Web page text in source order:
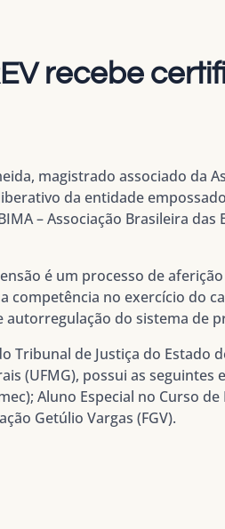
recebe
magistrado associado da
da entidade
– Associação Brasileira
é um processo de
no exercício do
do sistema de
Tribunal de Justiça do Estado
(UFMG), possui as seguintes
Aluno Especial no Curso
Getúlio Vargas (FGV).